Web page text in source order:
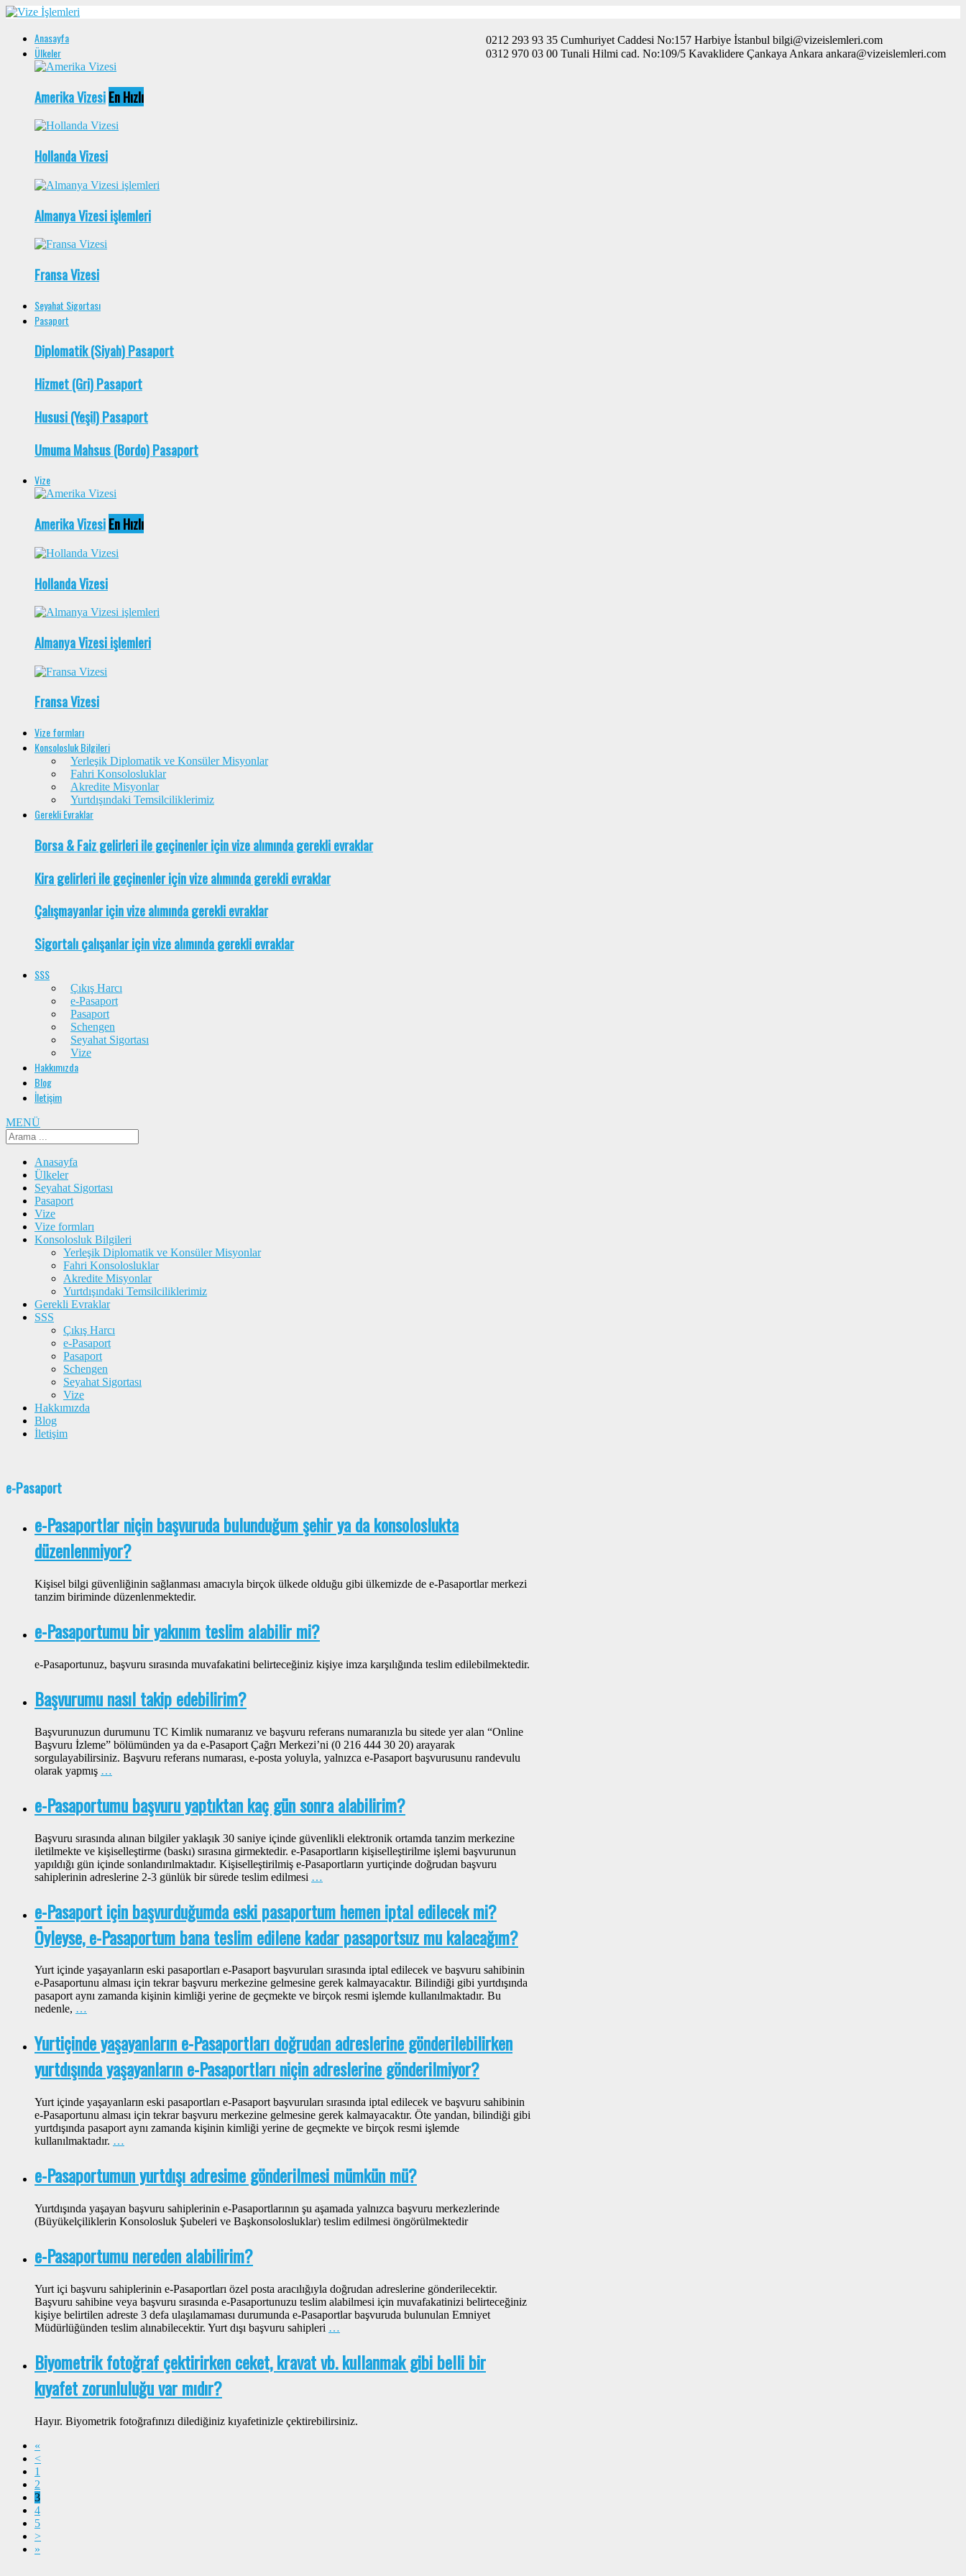
0212 293 93 35 Cumhuriyet Caddesi No:157 Harbiye İstanbul bilgi@vizeislemleri.com
0312 970 03 00 Tunali Hilmi cad. No:109/5 Kavaklidere Çankaya Ankara ankara@vizeislemleri.com
Anasayfa
Ülkeler
Amerika VizesiEn Hızlı
Hollanda Vizesi
Almanya Vizesi işlemleri
Fransa Vizesi
Seyahat Sigortası
Pasaport
Diplomatik (Siyah) Pasaport
Hizmet (Gri) Pasaport
Hususi (Yeşil) Pasaport
Umuma Mahsus (Bordo) Pasaport
Vize
Amerika VizesiEn Hızlı
Hollanda Vizesi
Almanya Vizesi işlemleri
Fransa Vizesi
Vize formları
Konsolosluk Bilgileri
Yerleşik Diplomatik ve Konsüler Misyonlar
Fahri Konsolosluklar
Akredite Misyonlar
Yurtdışındaki Temsilciliklerimiz
Gerekli Evraklar
Borsa & Faiz gelirleri ile geçinenler için vize alımında gerekli evraklar
Kira gelirleri ile geçinenler için vize alımında gerekli evraklar
Çalışmayanlar için vize alımında gerekli evraklar
Sigortalı çalışanlar için vize alımında gerekli evraklar
SSS
Çıkış Harcı
e-Pasaport
Pasaport
Schengen
Seyahat Sigortası
Vize
Hakkımızda
Blog
İletişim
MENÜ
Anasayfa
Ülkeler
Seyahat Sigortası
Pasaport
Vize
Vize formları
Konsolosluk Bilgileri
Yerleşik Diplomatik ve Konsüler Misyonlar
Fahri Konsolosluklar
Akredite Misyonlar
Yurtdışındaki Temsilciliklerimiz
Gerekli Evraklar
SSS
Çıkış Harcı
e-Pasaport
Pasaport
Schengen
Seyahat Sigortası
Vize
Hakkımızda
Blog
İletişim
e-Pasaport
e-Pasaportlar niçin başvuruda bulunduğum şehir ya da konsoloslukta
düzenlenmiyor?
Kişisel bilgi güvenliğinin sağlanması amacıyla birçok ülkede olduğu gibi ülkemizde de e-Pasaportlar merkezi
tanzim biriminde düzenlenmektedir.
e-Pasaportumu bir yakınım teslim alabilir mi?
e-Pasaportunuz, başvuru sırasında muvafakatini belirteceğiniz kişiye imza karşılığında teslim edilebilmektedir.
Başvurumu nasıl takip edebilirim?
Başvurunuzun durumunu TC Kimlik numaranız ve başvuru referans numaranızla bu sitede yer alan “Online
Başvuru İzleme” bölümünden ya da e-Pasaport Çağrı Merkezi’ni (0 216 444 30 20) arayarak
sorgulayabilirsiniz. Başvuru referans numarası, e-posta yoluyla, yalnızca e-Pasaport başvurusunu randevulu
olarak yapmış …
e-Pasaportumu başvuru yaptıktan kaç gün sonra alabilirim?
Başvuru sırasında alınan bilgiler yaklaşık 30 saniye içinde güvenlikli elektronik ortamda tanzim merkezine
iletilmekte ve kişiselleştirme (baskı) sırasına girmektedir. e-Pasaportların kişiselleştirilme işlemi başvurunun
yapıldığı gün içinde sonlandırılmaktadır. Kişiselleştirilmiş e-Pasaportların yurtiçinde doğrudan başvuru
sahiplerinin adreslerine 2-3 günlük bir sürede teslim edilmesi …
e-Pasaport için başvurduğumda eski pasaportum hemen iptal edilecek mi?
Öyleyse, e-Pasaportum bana teslim edilene kadar pasaportsuz mu kalacağım?
Yurt içinde yaşayanların eski pasaportları e-Pasaport başvuruları sırasında iptal edilecek ve başvuru sahibinin
e-Pasaportunu alması için tekrar başvuru merkezine gelmesine gerek kalmayacaktır. Bilindiği gibi yurtdışında
pasaport aynı zamanda kişinin kimliği yerine de geçmekte ve birçok resmi işlemde kullanılmaktadır. Bu
nedenle, …
Yurtiçinde yaşayanların e-Pasaportları doğrudan adreslerine gönderilebilirken
yurtdışında yaşayanların e-Pasaportları niçin adreslerine gönderilmiyor?
Yurt içinde yaşayanların eski pasaportları e-Pasaport başvuruları sırasında iptal edilecek ve başvuru sahibinin
e-Pasaportunu alması için tekrar başvuru merkezine gelmesine gerek kalmayacaktır. Öte yandan, bilindiği gibi
yurtdışında pasaport aynı zamanda kişinin kimliği yerine de geçmekte ve birçok resmi işlemde
kullanılmaktadır. …
e-Pasaportumun yurtdışı adresime gönderilmesi mümkün mü?
Yurtdışında yaşayan başvuru sahiplerinin e-Pasaportlarının şu aşamada yalnızca başvuru merkezlerinde
(Büyükelçiliklerin Konsolosluk Şubeleri ve Başkonsolosluklar) teslim edilmesi öngörülmektedir
e-Pasaportumu nereden alabilirim?
Yurt içi başvuru sahiplerinin e-Pasaportları özel posta aracılığıyla doğrudan adreslerine gönderilecektir.
Başvuru sahibine veya başvuru sırasında e-Pasaportunuzu teslim alabilmesi için muvafakatinizi belirteceğiniz
kişiye belirtilen adreste 3 defa ulaşılamaması durumunda e-Pasaportlar başvuruda bulunulan Emniyet
Müdürlüğünden teslim alınabilecektir. Yurt dışı başvuru sahipleri …
Biyometrik fotoğraf çektirirken ceket, kravat vb. kullanmak gibi belli bir
kıyafet zorunluluğu var mıdır?
Hayır. Biyometrik fotoğrafınızı dilediğiniz kıyafetinizle çektirebilirsiniz.
«
<
1
2
3
4
5
>
»